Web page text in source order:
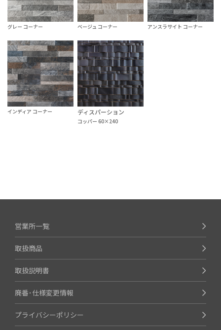
グレー コーナー ベージュ コーナー アンスラサイト コーナー
インディア コーナー ディスパーション
コッパー 60×240
営業所一覧
取扱商品
取扱説明書
廃番･仕様変更情報
プライバシーポリシー